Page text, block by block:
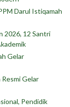
Darul Istiqamah
2026, 12 Santri
Gelar
Gelar
Pendidik